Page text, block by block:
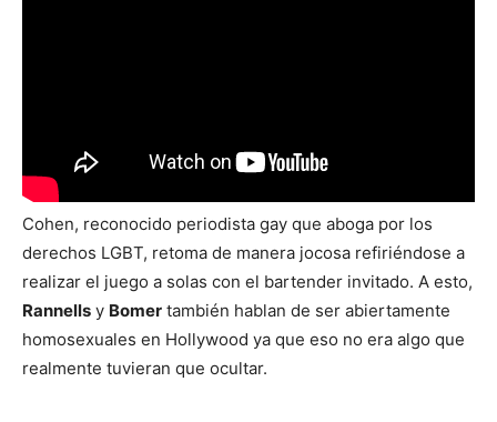
Cohen, reconocido periodista gay que aboga por los
derechos LGBT, retoma de manera jocosa refiriéndose a
realizar el juego a solas con el bartender invitado. A esto,
Rannells y Bomer también hablan de ser abiertamente
homosexuales en Hollywood ya que eso no era algo que
realmente tuvieran que ocultar.